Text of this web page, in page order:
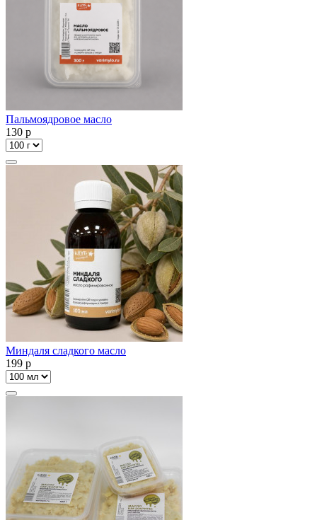
Пальмоядровое масло
130 p
Миндаля сладкого масло
199 p